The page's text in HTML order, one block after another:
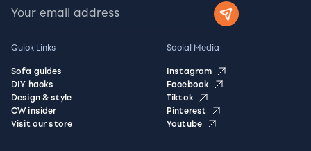
Quick Links
Sofa guides
DIY hacks
Design & style
CW insider
Visit our store
Social Media
Instagram
Facebook
Tiktok
Pinterest
Youtube